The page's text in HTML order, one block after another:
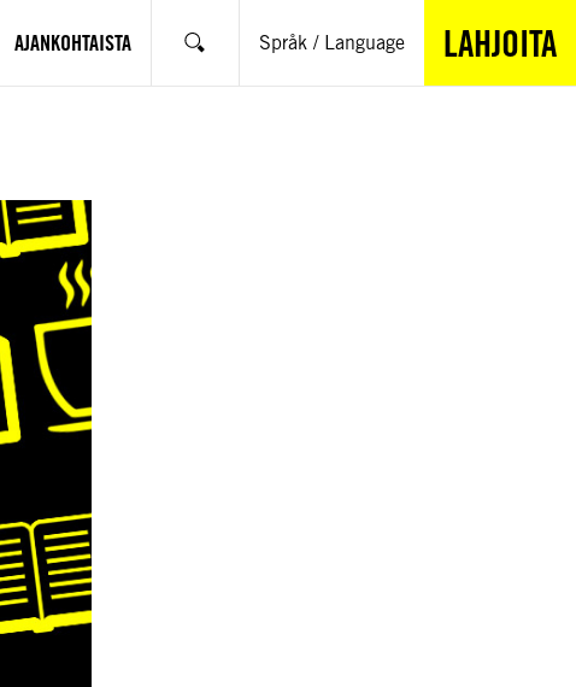
AJANKOHTAISTA Hae Språk / Language LAHJOITA